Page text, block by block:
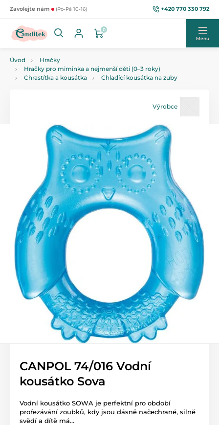
Zavolejte nám (Po-Pá 10-16) +420 770 330 792
0
Menu
Úvod
Hračky
Hračky pro miminka a nejmenší děti (0–3 roky)
Chrastítka a kousátka
Chladící kousátka na zuby
Výrobce
CANPOL 74/016 Vodní
kousátko Sova
Vodní kousátko SOWA je perfektní pro období
prořezávání zoubků, kdy jsou dásně načechrané, silně
svědí a dítě má...